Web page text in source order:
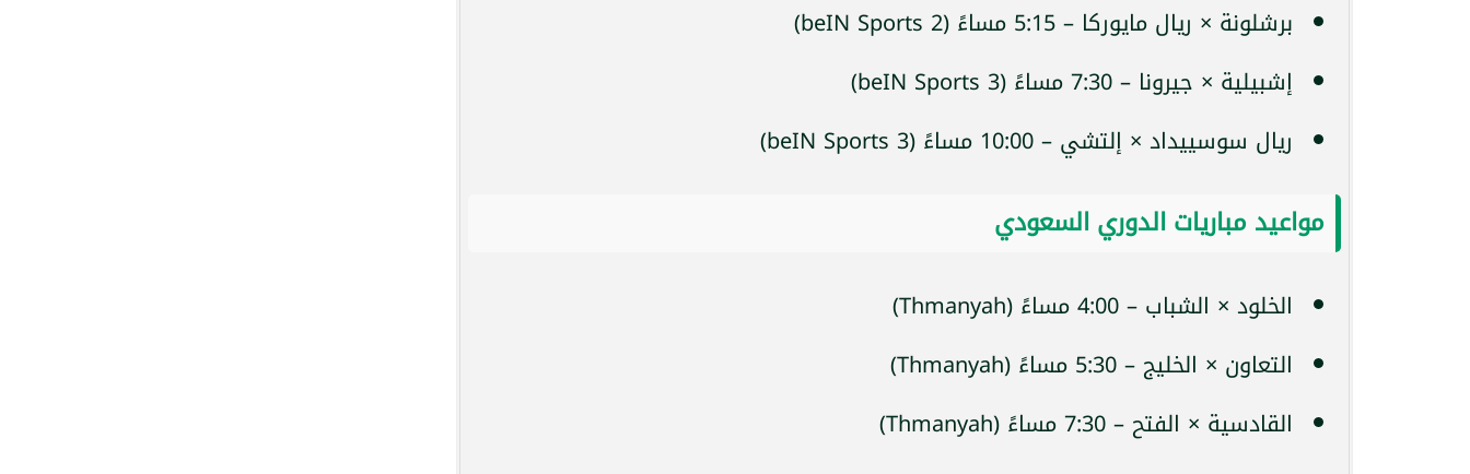
برشلونة × ريال مايوركا – 5:15 مساءً (beIN Sports 2)
إشبيلية × جيرونا – 7:30 مساءً (beIN Sports 3)
ريال سوسييداد × إلتشي – 10:00 مساءً (beIN Sports 3)
مواعيد مباريات الدوري السعودي
الخلود × الشباب – 4:00 مساءً (Thmanyah)
التعاون × الخليج – 5:30 مساءً (Thmanyah)
القادسية × الفتح – 7:30 مساءً (Thmanyah)